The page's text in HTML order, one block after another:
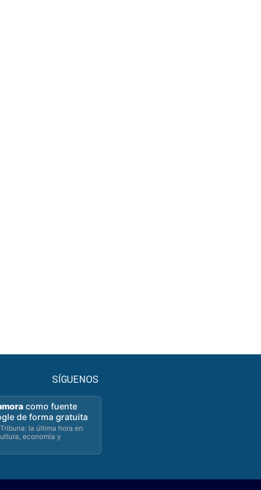
SÍGUENOS
como fuente
de forma gratuita
la última hora en
economía y